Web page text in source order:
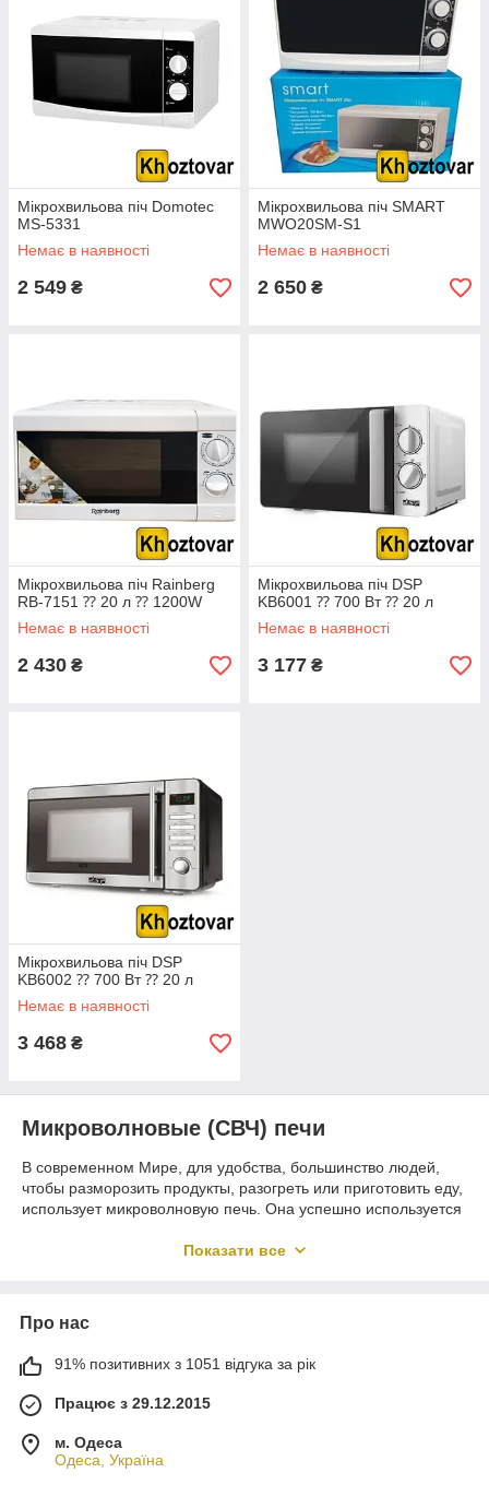
Мікрохвильова піч Domotec
MS-5331
Немає в наявності
2 549 ₴
Мікрохвильова піч SMART
MWO20SM-S1
Немає в наявності
2 650 ₴
Мікрохвильова піч Rainberg
RB-7151 ⁇ 20 л ⁇ 1200W
Немає в наявності
2 430 ₴
Мікрохвильова піч DSP
KB6001 ⁇ 700 Вт ⁇ 20 л
Немає в наявності
3 177 ₴
Мікрохвильова піч DSP
KB6002 ⁇ 700 Вт ⁇ 20 л
Немає в наявності
3 468 ₴
Микроволновые (СВЧ) печи
В современном Мире, для удобства, большинство людей,
чтобы разморозить продукты, разогреть или приготовить еду,
использует микроволновую печь. Она успешно используется
Микроволновая печь,купить в Украине
Ведь с ее помощью, можно не только сделать горячие
бутерброды на завтрак, но и другие, более сложные блюда
на обед или ужин. Ряд моделей имеют программы для
автоматического размораживания или приготовления пищи.
Это очень удобно, ведь нет необходимости тратить много
времени на готовку.
Основные виды микроволновок
Показати все
Про нас
91% позитивних з 1051 відгука за рік
Працює з 29.12.2015
м. Одеса
Одеса, Україна